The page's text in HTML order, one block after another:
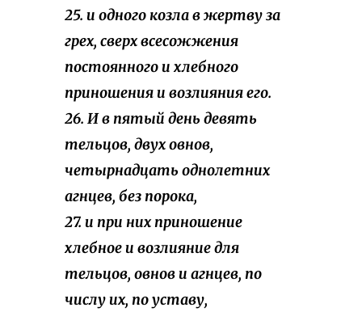
25. и одного козла в жертву за
грех, сверх всесожжения
постоянного и хлебного
приношения и возлияния его.
26. И в пятый день девять
тельцов, двух овнов,
четырнадцать однолетних
агнцев, без порока,
27. и при них приношение
хлебное и возлияние для
тельцов, овнов и агнцев, по
числу их, по уставу,